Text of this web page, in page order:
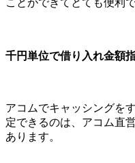
ことができてとても便利で
千円単位で借り入れ金額
アコムでキャッシングを
定できるのは、アコム直
あります。